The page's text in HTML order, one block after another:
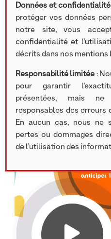
d’affaires de 353,6 millions
Aubay est coté sur Euronext
(Compartiment B).
Données et confidentialité
protéger vos données
notre site, vous
confidentialité et
décrits dans nos mentions
Responsabilité limitée :
pour garantir
présentées, mais
responsables des erreurs
En aucun cas, nous ne
pertes ou dommages
de l’utilisation des